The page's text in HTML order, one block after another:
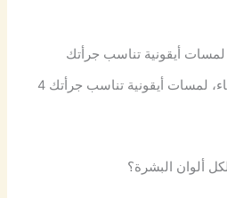
لمسات أيقونية تناسب جرأتك
لمسات أيقونية تناسب جرأتك 4
ألوان البشرة؟